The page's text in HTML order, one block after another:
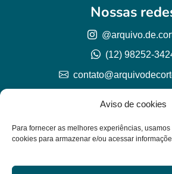
Aviso de cookies
Para fornecer as melhores experiências,
cookies para armazenar e/ou acessar
Nossas
(12) 98252-